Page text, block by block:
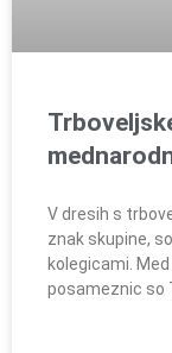
V dresih s
znak skupine,
kolegicami.
posameznic so